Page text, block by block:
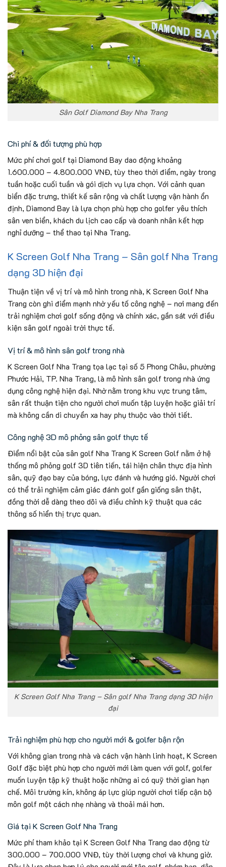
Sân Golf Diamond Bay Nha Trang
Chi phí & đối tượng phù hợp
Mức phí chơi golf tại Diamond Bay dao động khoảng
1.600.000 – 4.800.000 VNĐ, tùy theo thời điểm, ngày trong
tuần hoặc cuối tuần và gói dịch vụ lựa chọn. Với cảnh quan
biển đặc trưng, thiết kế sân rộng và chất lượng vận hành ổn
định, Diamond Bay là lựa chọn phù hợp cho golfer yêu thích
sân ven biển, khách du lịch cao cấp và doanh nhân kết hợp
nghỉ dưỡng – thể thao tại Nha Trang.
K Screen Golf Nha Trang – Sân golf Nha Trang
dạng 3D hiện đại
Thuận tiện về vị trí và mô hình trong nhà, K Screen Golf Nha
Trang còn ghi điểm mạnh nhờ yếu tố công nghệ – nơi mang đến
trải nghiệm chơi golf sống động và chính xác, gần sát với điều
kiện sân golf ngoài trời thực tế.
Vị trí & mô hình sân golf trong nhà
K Screen Golf Nha Trang tọa lạc tại số 5 Phong Châu, phường
Phước Hải, TP. Nha Trang, là mô hình sân golf trong nhà ứng
dụng công nghệ hiện đại. Nhờ nằm trong khu vực trung tâm,
sân rất thuận tiện cho người chơi muốn tập luyện hoặc giải trí
mà không cần di chuyển xa hay phụ thuộc vào thời tiết.
Công nghệ 3D mô phỏng sân golf thực tế
Điểm nổi bật của sân golf Nha Trang K Screen Golf nằm ở hệ
thống mô phỏng golf 3D tiên tiến, tái hiện chân thực địa hình
sân, quỹ đạo bay của bóng, lực đánh và hướng gió. Người chơi
có thể trải nghiệm cảm giác đánh golf gần giống sân thật,
đồng thời dễ dàng theo dõi và điều chỉnh kỹ thuật qua các
thông số hiển thị trực quan.
K Screen Golf Nha Trang – Sân golf Nha Trang dạng 3D hiện
đại
Trải nghiệm phù hợp cho người mới & golfer bận rộn
Với không gian trong nhà và cách vận hành linh hoạt, K Screen
Golf đặc biệt phù hợp cho người mới làm quen với golf, golfer
muốn luyện tập kỹ thuật hoặc những ai có quỹ thời gian hạn
chế. Môi trường kín, không áp lực giúp người chơi tiếp cận bộ
môn golf một cách nhẹ nhàng và thoải mái hơn.
Giá tại K Screen Golf Nha Trang
Mức phí tham khảo tại K Screen Golf Nha Trang dao động từ
300.000 – 700.000 VNĐ, tùy thời lượng chơi và khung giờ.